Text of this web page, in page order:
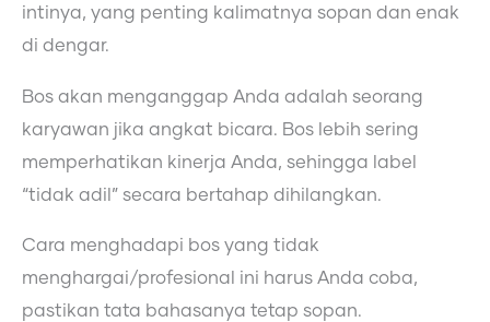
intinya, yang penting kalimatnya sopan dan enak
di dengar.
Bos akan menganggap Anda adalah seorang
karyawan jika angkat bicara. Bos lebih sering
memperhatikan kinerja Anda, sehingga label
“tidak adil” secara bertahap dihilangkan.
Cara menghadapi bos yang tidak
menghargai/profesional
ini harus Anda coba,
pastikan tata bahasanya tetap sopan.